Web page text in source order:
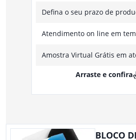
Defina o seu prazo de
Atendimento on line em
Amostra Virtual Grátis em
Arraste e confira
BLOCO